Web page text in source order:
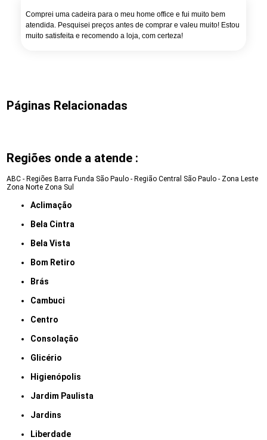
Comprei uma cadeira para o meu home office e fui muito bem
atendida. Pesquisei preços antes de comprar e valeu muito! Estou
muito satisfeita e recomendo a loja, com certeza!
Páginas Relacionadas
Regiões onde a atende :
ABC - Regiões Barra Funda São Paulo - Região Central São Paulo - Zona Leste
Zona Norte Zona Sul
Aclimação
Bela Cintra
Bela Vista
Bom Retiro
Brás
Cambuci
Centro
Consolação
Glicério
Higienópolis
Jardim Paulista
Jardins
Liberdade